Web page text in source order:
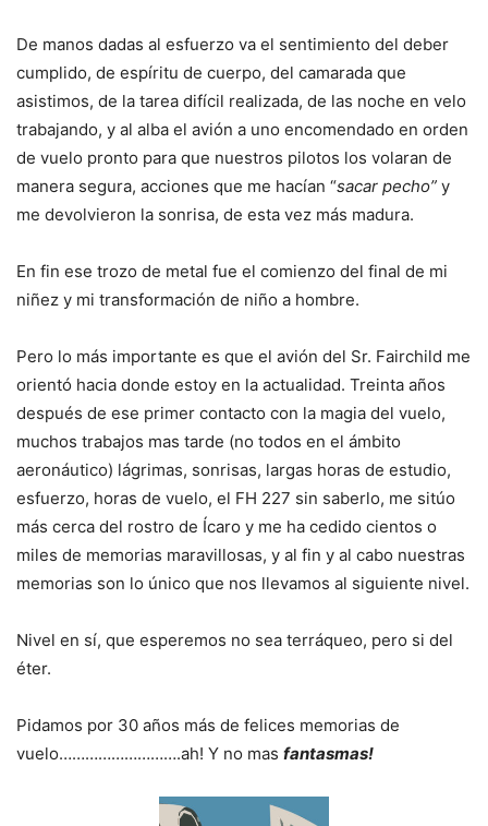
De manos dadas al esfuerzo va el sentimiento del deber
cumplido, de espíritu de cuerpo, del camarada que
asistimos, de la tarea difícil realizada, de las noche en velo
trabajando, y al alba el avión a uno encomendado en orden
de vuelo pronto para que nuestros pilotos los volaran de
manera segura, acciones que me hacían “sacar pecho” y
me devolvieron la sonrisa, de esta vez más madura.
En fin ese trozo de metal fue el comienzo del final de mi
niñez y mi transformación de niño a hombre.
Pero lo más importante es que el avión del Sr. Fairchild me
orientó hacia donde estoy en la actualidad. Treinta años
después de ese primer contacto con la magia del vuelo,
muchos trabajos mas tarde (no todos en el ámbito
aeronáutico) lágrimas, sonrisas, largas horas de estudio,
esfuerzo, horas de vuelo, el FH 227 sin saberlo, me sitúo
más cerca del rostro de Ícaro y me ha cedido cientos o
miles de memorias maravillosas, y al fin y al cabo nuestras
memorias son lo único que nos llevamos al siguiente nivel.
Nivel en sí, que esperemos no sea terráqueo, pero si del
éter.
Pidamos por 30 años más de felices memorias de
vuelo……………………….ah! Y no mas fantasmas!